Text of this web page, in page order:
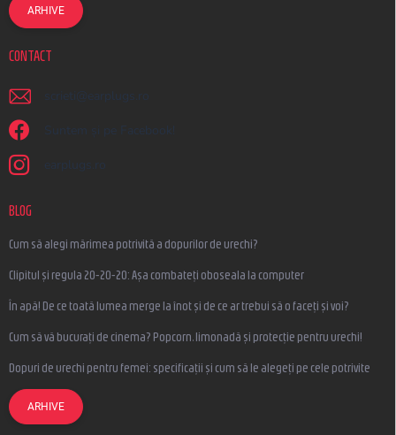
ARHIVE
CONTACT
scrieti @ earplugs.ro
Suntem și pe Facebook!
earplugs.ro
BLOG
Cum să alegi mărimea potrivită a dopurilor de urechi?
Clipitul și regula 20-20-20: Așa combateți oboseala la computer
În apă! De ce toată lumea merge la înot și de ce ar trebui să o faceți și voi?
Cum să vă bucurați de cinema? Popcorn, limonadă și protecție pentru urechi!
Dopuri de urechi pentru femei: specificații și cum să le alegeți pe cele potrivite
ARHIVE